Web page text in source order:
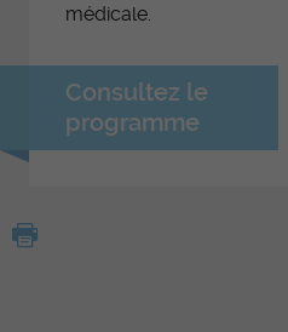
médicale.
Consultez le
programme